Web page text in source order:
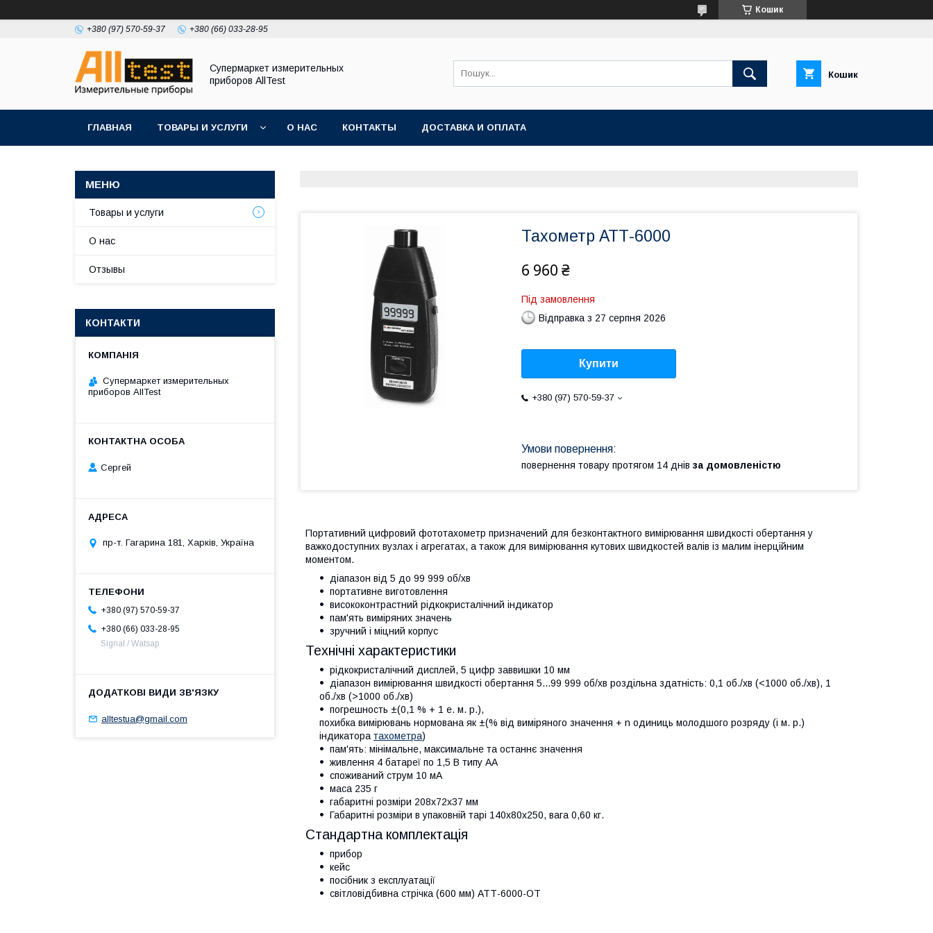
Кошик
+380 (97) 570-59-37 +380 (66) 033-28-95
Супермаркет измерительных
приборов AllTest
Кошик
ГЛАВНАЯ ТОВАРЫ И УСЛУГИ О НАС КОНТАКТЫ ДОСТАВКА И ОПЛАТА
Тахометр АТТ-6000
6 960 ₴
Під замовлення
Відправка з 27 серпня 2026
Купити
+380 (97) 570-59-37
повернення товару протягом 14 днів за домовленістю
Портативний цифровий фототахометр призначений для безконтактного вимірювання швидкості обертання у
важкодоступних вузлах і агрегатах, а також для вимірювання кутових швидкостей валів із малим інерційним
моментом.
діапазон від 5 до 99 999 об/хв
портативне виготовлення
висококонтрастний рідкокристалічний індикатор
пам'ять виміряних значень
зручний і міцний корпус
Технічні характеристики
рідкокристалічний дисплей, 5 цифр заввишки 10 мм
діапазон вимірювання швидкості обертання 5...99 999 об/хв роздільна здатність: 0,1 об./хв (<1000 об./хв), 1
об./хв (>1000 об./хв)
погрешность ±(0,1 % + 1 е. м. р.),
похибка вимірювань нормована як ±(% від виміряного значення + n одиниць молодшого розряду (і м. р.)
індикатора тахометра)
пам'ять: мінімальне, максимальне та останнє значення
живлення 4 батареї по 1,5 В типу АА
споживаний струм 10 мА
маса 235 г
габаритні розміри 208x72x37 мм
Габаритні розміри в упаковній тарі 140х80х250, вага 0,60 кг.
Стандартна комплектація
прибор
кейс
посібник з експлуатації
світловідбивна стрічка (600 мм) АТТ-6000-ОТ
Товары и услуги
О нас
Отзывы
КОНТАКТИ
Супермаркет измерительных
приборов AllTest
Сергей
пр-т. Гагарина 181, Харків, Україна
+380 (97) 570-59-37
+380 (66) 033-28-95
Signal / Watsap
alltestua@gmail.com